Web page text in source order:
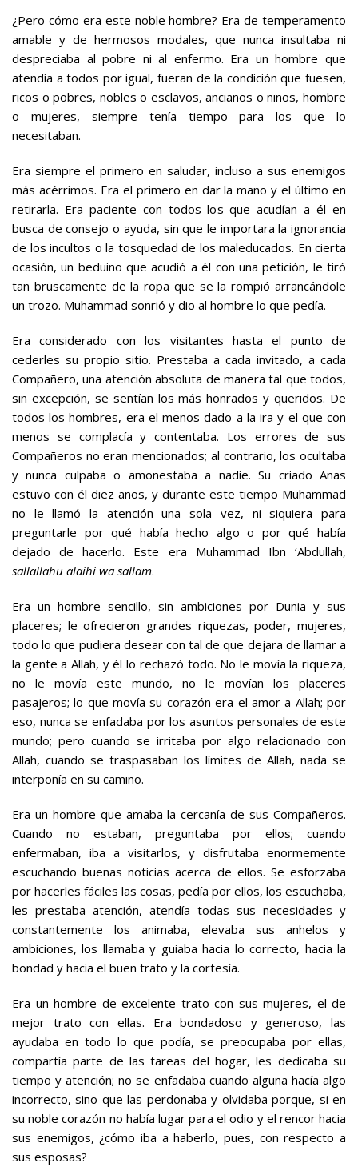
¿Pero cómo era este noble hombre? Era de temperamento
amable y de hermosos modales, que nunca insultaba ni
despreciaba al pobre ni al enfermo. Era un hombre que
atendía a todos por igual, fueran de la condición que fuesen,
ricos o pobres, nobles o esclavos, ancianos o niños, hombre
o mujeres, siempre tenía tiempo para los que lo
necesitaban.
Era siempre el primero en saludar, incluso a sus enemigos
más acérrimos. Era el primero en dar la mano y el último en
retirarla. Era paciente con todos los que acudían a él en
busca de consejo o ayuda, sin que le importara la ignorancia
de los incultos o la tosquedad de los maleducados. En cierta
ocasión, un beduino que acudió a él con una petición, le tiró
tan bruscamente de la ropa que se la rompió arrancándole
un trozo. Muhammad sonrió y dio al hombre lo que pedía.
Era considerado con los visitantes hasta el punto de
cederles su propio sitio. Prestaba a cada invitado, a cada
Compañero, una atención absoluta de manera tal que todos,
sin excepción, se sentían los más honrados y queridos. De
todos los hombres, era el menos dado a la ira y el que con
menos se complacía y contentaba. Los errores de sus
Compañeros no eran mencionados; al contrario, los ocultaba
y nunca culpaba o amonestaba a nadie. Su criado Anas
estuvo con él diez años, y durante este tiempo Muhammad
no le llamó la atención una sola vez, ni siquiera para
preguntarle por qué había hecho algo o por qué había
dejado de hacerlo. Este era Muhammad Ibn ‘Abdullah,
sallallahu alaihi wa sallam.
Era un hombre sencillo, sin ambiciones por Dunia y sus
placeres; le ofrecieron grandes riquezas, poder, mujeres,
todo lo que pudiera desear con tal de que dejara de llamar a
la gente a Allah, y él lo rechazó todo. No le movía la riqueza,
no le movía este mundo, no le movían los placeres
pasajeros; lo que movía su corazón era el amor a Allah; por
eso, nunca se enfadaba por los asuntos personales de este
mundo; pero cuando se irritaba por algo relacionado con
Allah, cuando se traspasaban los límites de Allah, nada se
interponía en su camino.
Era un hombre que amaba la cercanía de sus Compañeros.
Cuando no estaban, preguntaba por ellos; cuando
enfermaban, iba a visitarlos, y disfrutaba enormemente
escuchando buenas noticias acerca de ellos. Se esforzaba
por hacerles fáciles las cosas, pedía por ellos, los escuchaba,
les prestaba atención, atendía todas sus necesidades y
constantemente los animaba, elevaba sus anhelos y
ambiciones, los llamaba y guiaba hacia lo correcto, hacia la
bondad y hacia el buen trato y la cortesía.
Era un hombre de excelente trato con sus mujeres, el de
mejor trato con ellas. Era bondadoso y generoso, las
ayudaba en todo lo que podía, se preocupaba por ellas,
compartía parte de las tareas del hogar, les dedicaba su
tiempo y atención; no se enfadaba cuando alguna hacía algo
incorrecto, sino que las perdonaba y olvidaba porque, si en
su noble corazón no había lugar para el odio y el rencor hacia
sus enemigos, ¿cómo iba a haberlo, pues, con respecto a
sus esposas?